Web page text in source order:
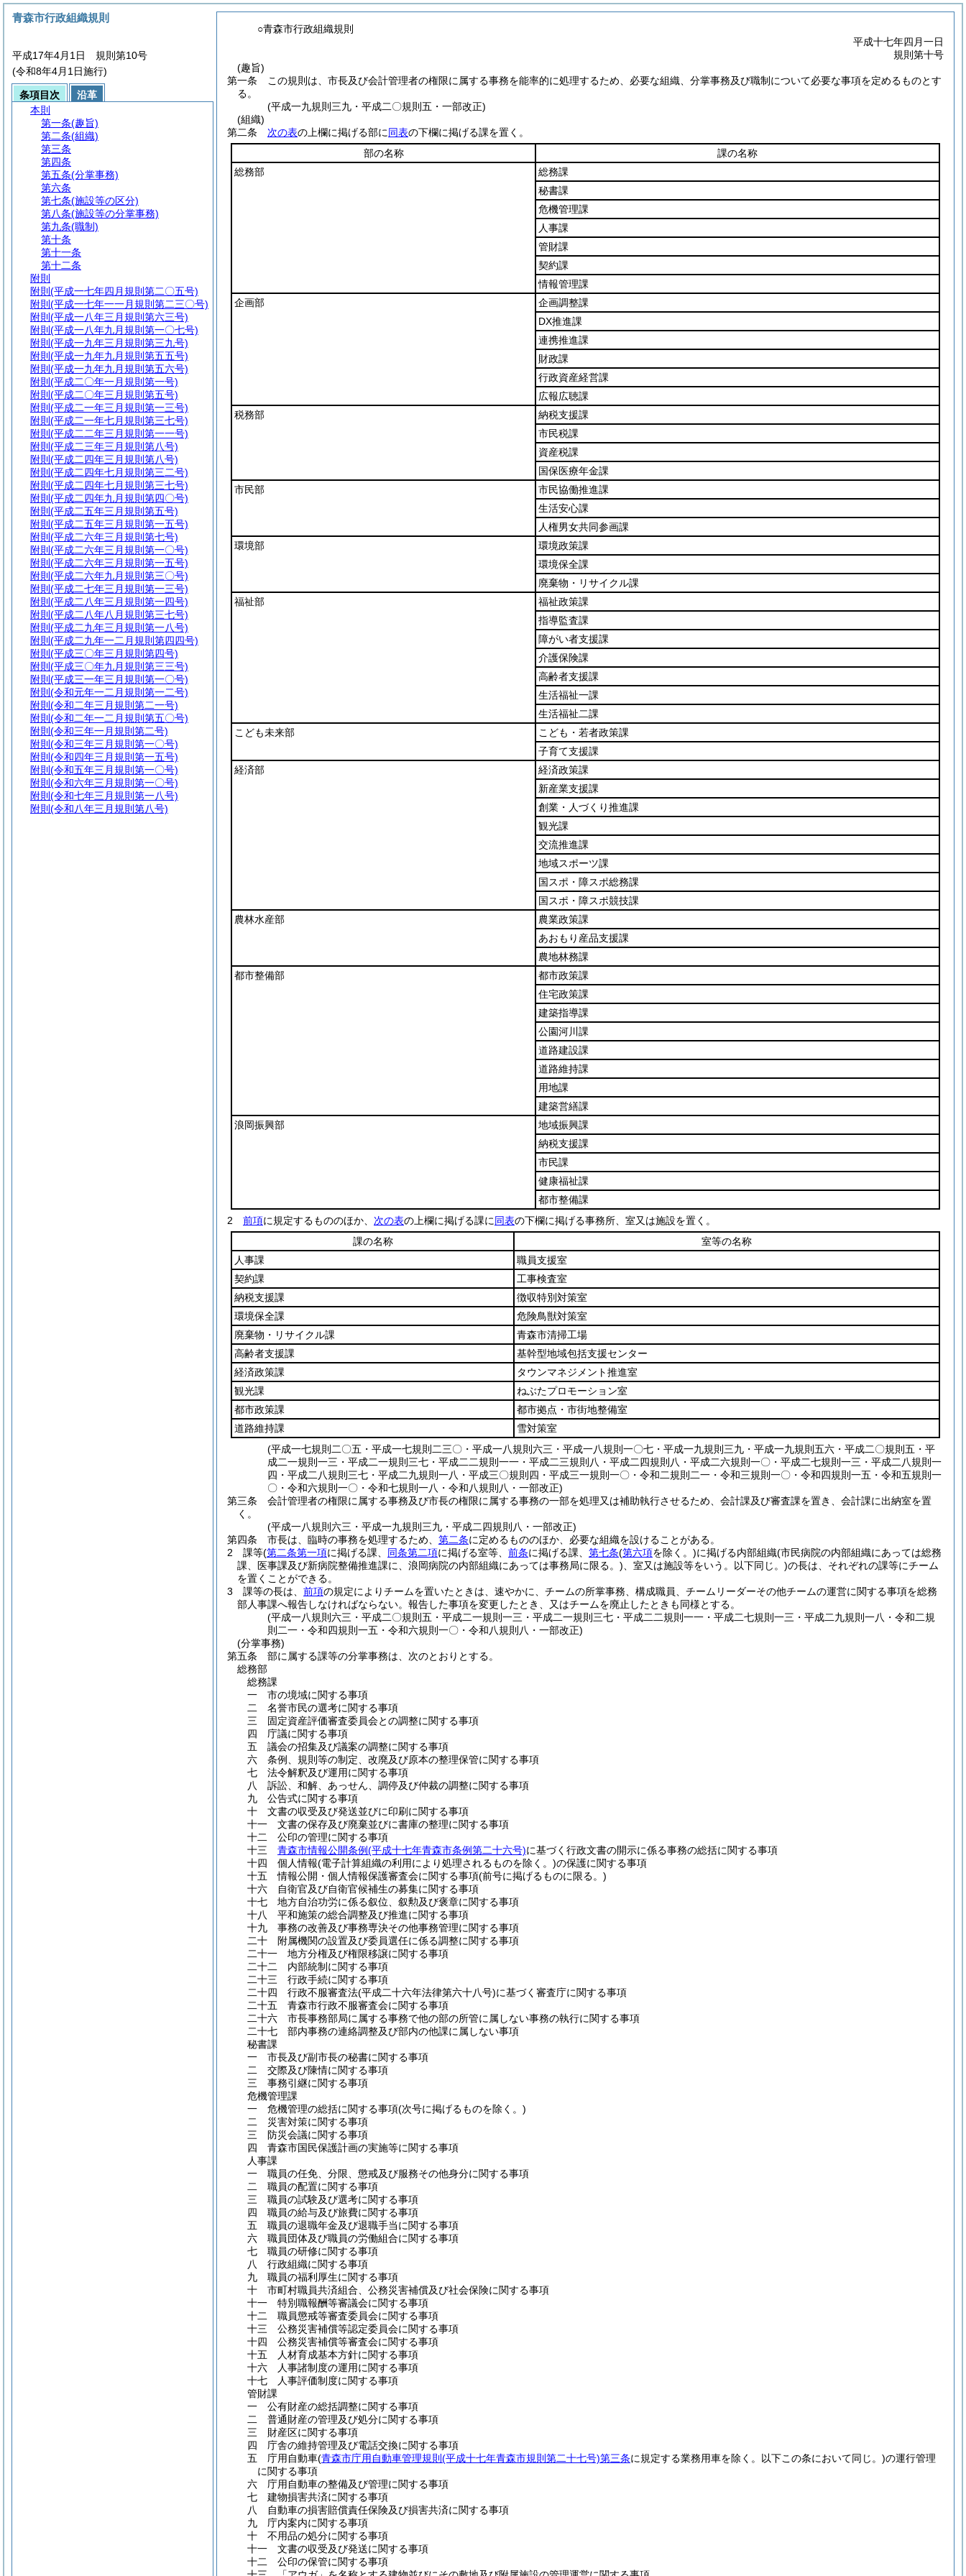
○青森市行政組織規則
平成十七年四月一日
規則第十号
(趣旨)
第一条
この規則は、市長及び会計管理者の権限に属する事務を能率的に処理するため、必要な組織、分掌事務及び職制について必要な事項を定めるものとす
る。
(平成一九規則三九・平成二〇規則五・一部改正)
(組織)
第二条
次の表の上欄に掲げる部に同表の下欄に掲げる課を置く。
部の名称
課の名称
総務部
総務課
秘書課
危機管理課
人事課
管財課
契約課
情報管理課
企画部
企画調整課
DX推進課
連携推進課
財政課
行政資産経営課
広報広聴課
税務部
納税支援課
市民税課
資産税課
国保医療年金課
市民部
市民協働推進課
生活安心課
人権男女共同参画課
環境部
環境政策課
環境保全課
廃棄物・リサイクル課
福祉部
福祉政策課
指導監査課
障がい者支援課
介護保険課
高齢者支援課
生活福祉一課
生活福祉二課
こども未来部
こども・若者政策課
子育て支援課
経済部
経済政策課
新産業支援課
創業・人づくり推進課
観光課
交流推進課
地域スポーツ課
国スポ・障スポ総務課
国スポ・障スポ競技課
農林水産部
農業政策課
あおもり産品支援課
農地林務課
都市整備部
都市政策課
住宅政策課
建築指導課
公園河川課
道路建設課
道路維持課
用地課
建築営繕課
浪岡振興部
地域振興課
納税支援課
市民課
健康福祉課
都市整備課
2
前項に規定するもののほか、 次の表の上欄に掲げる課に同表の下欄に掲げる事務所、室又は施設を置く。
課の名称
室等の名称
人事課
職員支援室
契約課
工事検査室
納税支援課
徴収特別対策室
環境保全課
危険鳥獣対策室
廃棄物・リサイクル課
青森市清掃工場
高齢者支援課
基幹型地域包括支援センター
経済政策課
タウンマネジメント推進室
観光課
ねぶたプロモーション室
都市政策課
都市拠点・市街地整備室
道路維持課
雪対策室
(平成一七規則二〇五・平成一七規則二三〇・平成一八規則六三・平成一八規則一〇七・平成一九規則三九・平成一九規則五六・平成二〇規則五・平
成二一規則一三・平成二一規則三七・平成二二規則一一・平成二三規則八・平成二四規則八・平成二六規則一〇・平成二七規則一三・平成二八規則一
四・平成二八規則三七・平成二九規則一八・平成三〇規則四・平成三一規則一〇・令和二規則二一・令和三規則一〇・令和四規則一五・令和五規則一
〇・令和六規則一〇・令和七規則一八・令和八規則八・一部改正)
第三条
会計管理者の権限に属する事務及び市長の権限に属する事務の一部を処理又は補助執行させるため、会計課及び審査課を置き、会計課に出納室を置
く。
(平成一八規則六三・平成一九規則三九・平成二四規則八・一部改正)
第四条
市長は、臨時の事務を処理するため、 第二条に定めるもののほか、必要な組織を設けることがある。
2
課等(第二条第一項に掲げる課、 同条第二項に掲げる室等、 前条に掲げる課、 第七条(第六項を除く。)に掲げる内部組織(市民病院の内部組織にあっては総務
課、医事課及び新病院整備推進課に、浪岡病院の内部組織にあっては事務局に限る。) 、室又は施設等をいう。以下同じ。)の長は、それぞれの課等にチーム
を置くことができる。
3
課等の長は、 前項の規定によりチームを置いたときは、速やかに、チームの所掌事務、構成職員、チームリーダーその他チームの運営に関する事項を総務
部人事課へ報告しなければならない。 報告した事項を変更したとき、又はチームを廃止したときも同様とする。
(平成一八規則六三・平成二〇規則五・平成二一規則一三・平成二一規則三七・平成二二規則一一・平成二七規則一三・平成二九規則一八・令和二規
則二一・令和四規則一五・令和六規則一〇・令和八規則八・一部改正)
(分掌事務)
第五条
部に属する課等の分掌事務は、次のとおりとする。
総務部
総務課
一 市の境域に関する事項
二 名誉市民の選考に関する事項
三 固定資産評価審査委員会との調整に関する事項
四 庁議に関する事項
五 議会の招集及び議案の調整に関する事項
六 条例、規則等の制定、改廃及び原本の整理保管に関する事項
七 法令解釈及び運用に関する事項
八 訴訟、和解、あっせん、調停及び仲裁の調整に関する事項
九 公告式に関する事項
十 文書の収受及び発送並びに印刷に関する事項
十一 文書の保存及び廃棄並びに書庫の整理に関する事項
十二 公印の管理に関する事項
十三 青森市情報公開条例(平成十七年青森市条例第二十六号)に基づく行政文書の開示に係る事務の総括に関する事項
十四 個人情報(電子計算組織の利用により処理されるものを除く。)の保護に関する事項
十五 情報公開・個人情報保護審査会に関する事項(前号に掲げるものに限る。)
十六 自衛官及び自衛官候補生の募集に関する事項
十七 地方自治功労に係る叙位、叙勲及び褒章に関する事項
十八 平和施策の総合調整及び推進に関する事項
十九 事務の改善及び事務専決その他事務管理に関する事項
二十 附属機関の設置及び委員選任に係る調整に関する事項
二十一 地方分権及び権限移譲に関する事項
二十二 内部統制に関する事項
二十三 行政手続に関する事項
二十四 行政不服審査法(平成二十六年法律第六十八号)に基づく審査庁に関する事項
二十五 青森市行政不服審査会に関する事項
二十六 市長事務部局に属する事務で他の部の所管に属しない事務の執行に関する事項
二十七 部内事務の連絡調整及び部内の他課に属しない事項
秘書課
一 市長及び副市長の秘書に関する事項
二 交際及び陳情に関する事項
三 事務引継に関する事項
危機管理課
一 危機管理の総括に関する事項(次号に掲げるものを除く。)
二 災害対策に関する事項
三 防災会議に関する事項
四 青森市国民保護計画の実施等に関する事項
人事課
一 職員の任免、分限、懲戒及び服務その他身分に関する事項
二 職員の配置に関する事項
三 職員の試験及び選考に関する事項
四 職員の給与及び旅費に関する事項
五 職員の退職年金及び退職手当に関する事項
六 職員団体及び職員の労働組合に関する事項
七 職員の研修に関する事項
八 行政組織に関する事項
九 職員の福利厚生に関する事項
十 市町村職員共済組合、公務災害補償及び社会保険に関する事項
十一 特別職報酬等審議会に関する事項
十二 職員懲戒等審査委員会に関する事項
十三 公務災害補償等認定委員会に関する事項
十四 公務災害補償等審査会に関する事項
十五 人材育成基本方針に関する事項
十六 人事諸制度の運用に関する事項
十七 人事評価制度に関する事項
管財課
一 公有財産の総括調整に関する事項
二 普通財産の管理及び処分に関する事項
三 財産区に関する事項
四 庁舎の維持管理及び電話交換に関する事項
五 庁用自動車(青森市庁用自動車管理規則 (平成十七年青森市規則第二十七号)第三条に規定する業務用車を除く。以下この条において同じ。)の運行管理
に関する事項
六 庁用自動車の整備及び管理に関する事項
七 建物損害共済に関する事項
八 自動車の損害賠償責任保険及び損害共済に関する事項
九 庁内案内に関する事項
十 不用品の処分に関する事項
十一 文書の収受及び発送に関する事項
十二 公印の保管に関する事項
青森市行政組織規則
平成17年4月1日 規則第10号
(令和8年4月1日施行)
条項目次
沿革
本則
第一条(趣旨)
第二条(組織)
第三条
第四条
第五条(分掌事務)
第六条
第七条(施設等の区分)
第八条(施設等の分掌事務)
第九条(職制)
第十条
第十一条
第十二条
附則
附則 (平成一七年四月規則第二〇五号)
附則 (平成一七年一一月規則第二三〇号)
附則 (平成一八年三月規則第六三号)
附則 (平成一八年九月規則第一〇七号)
附則 (平成一九年三月規則第三九号)
附則 (平成一九年九月規則第五五号)
附則 (平成一九年九月規則第五六号)
附則 (平成二〇年一月規則第一号)
附則 (平成二〇年三月規則第五号)
附則 (平成二一年三月規則第一三号)
附則 (平成二一年七月規則第三七号)
附則 (平成二二年三月規則第一一号)
附則 (平成二三年三月規則第八号)
附則 (平成二四年三月規則第八号)
附則 (平成二四年七月規則第三二号)
附則 (平成二四年七月規則第三七号)
附則 (平成二四年九月規則第四〇号)
附則 (平成二五年三月規則第五号)
附則 (平成二五年三月規則第一五号)
附則 (平成二六年三月規則第七号)
附則 (平成二六年三月規則第一〇号)
附則 (平成二六年三月規則第一五号)
附則 (平成二六年九月規則第三〇号)
附則 (平成二七年三月規則第一三号)
附則 (平成二八年三月規則第一四号)
附則 (平成二八年八月規則第三七号)
附則 (平成二九年三月規則第一八号)
附則 (平成二九年一二月規則第四四号)
附則 (平成三〇年三月規則第四号)
附則 (平成三〇年九月規則第三三号)
附則 (平成三一年三月規則第一〇号)
附則 (令和元年一二月規則第一二号)
附則 (令和二年三月規則第二一号)
附則 (令和二年一二月規則第五〇号)
附則 (令和三年一月規則第二号)
附則 (令和三年三月規則第一〇号)
附則 (令和四年三月規則第一五号)
附則 (令和五年三月規則第一〇号)
附則 (令和六年三月規則第一〇号)
附則 (令和七年三月規則第一八号)
附則 (令和八年三月規則第八号)